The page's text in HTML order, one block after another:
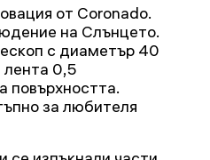
от Coronado.
на Слънцето.
с диаметър 40
лента 0,5
повърхността.
за любителя